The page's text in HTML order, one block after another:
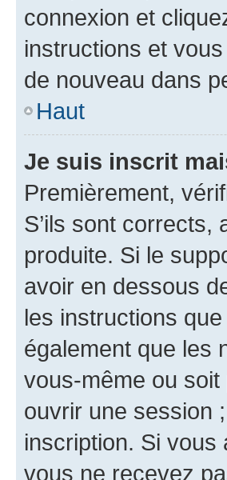
connexion et
instructions et
de nouveau dans
Haut
Je suis inscrit
Premièrement,
S’ils sont corrects,
produite. Si le
avoir en dessous
les instructions
également que les
vous-même ou
ouvrir une session
inscription. Si
vous ne recevez